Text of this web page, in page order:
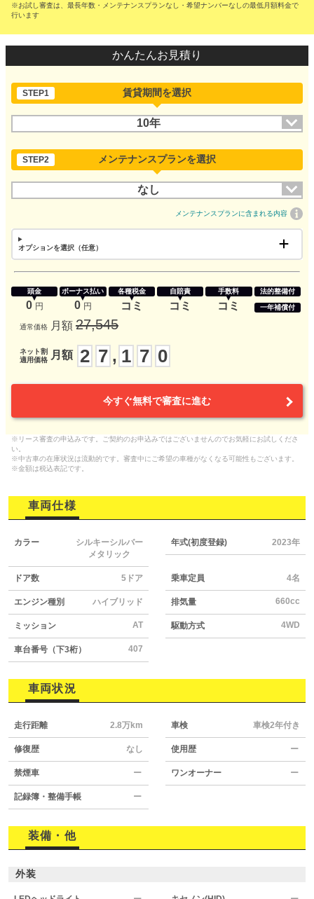
※お試し審査は、最長年数・メンテナンスプランなし・希望ナンバーなしの最低月額料金で
行います
かんたんお見積り
STEP1 賃貸期間を選択
10年
STEP2 メンテナンスプランを選択
なし
メンテナンスプランに含まれる内容
オプションを選択（任意）
頭金
0 円
ボーナス払い
0 円
各種税金
コミ
自賠責
コミ
手数料
コミ
法的整備付
一年補償付
通常価格 月額 27,545
ネット割
適用価格
月額 2 7 , 1 7 0
今すぐ無料で審査に進む
※リース審査の申込みです。ご契約のお申込みではございませんのでお気軽にお試しくださ
い。
※中古車の在庫状況は流動的です。審査中にご希望の車種がなくなる可能性もございます。
※金額は税込表記です。
車両仕様
カラー
シルキーシルバー
メタリック
年式(初度登録) 2023年
ドア数 5ドア 乗車定員 4名
エンジン種別 ハイブリッド 排気量 660cc
ミッション AT 駆動方式 4WD
車台番号（下3桁） 407
車両状況
走行距離 2.8万km 車検 車検2年付き
修復歴 なし 使用歴 ー
禁煙車 ー ワンオーナー ー
記録簿・整備手帳 ー
装備・他
外装